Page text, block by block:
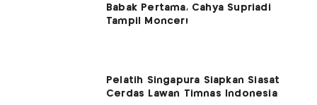
Babak Pertama, Cahya Supriadi
Tampil Moncer!
Pelatih Singapura Siapkan Siasat
Cerdas Lawan Timnas Indonesia